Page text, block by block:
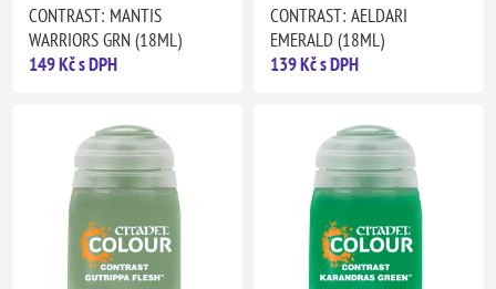
CONTRAST: MANTIS
WARRIORS GRN (18ML)
149 Kč s DPH
CONTRAST: AELDARI
EMERALD (18ML)
139 Kč s DPH